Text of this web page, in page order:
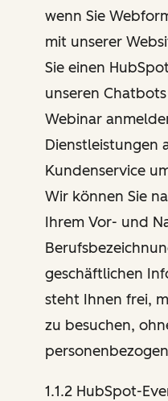
wenn Sie
mit unserer
Sie einen
unseren
Webinar
Dienstleistungen
Kundenservice
Wir können Sie
Ihrem Vor- und
geschäftlichen
steht Ihnen frei,
zu besuchen,
1.1.2 HubSpot-